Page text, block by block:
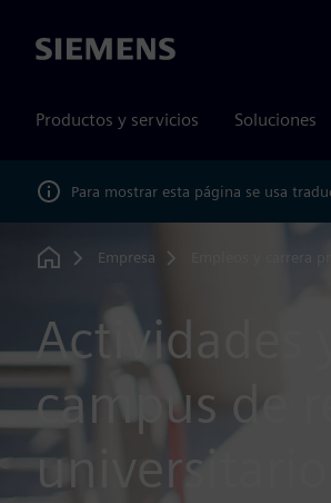
Siemens
Productos y servicios Soluciones
Para mostrar esta página se usa
Home
Empresa
Actividades
campus de
universitario